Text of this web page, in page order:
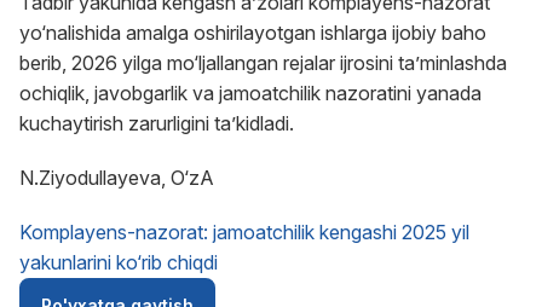
yo‘nalishida amalga oshirilayotgan ishlarga ijobiy baho
berib, 2026 yilga mo‘ljallangan rejalar ijrosini ta’minlashda
ochiqlik, javobgarlik va jamoatchilik nazoratini yanada
kuchaytirish zarurligini ta’kidladi.
N.Ziyodullayeva, O‘zA
Komplayens-nazorat: jamoatchilik kengashi 2025 yil
yakunlarini ko‘rib chiqdi